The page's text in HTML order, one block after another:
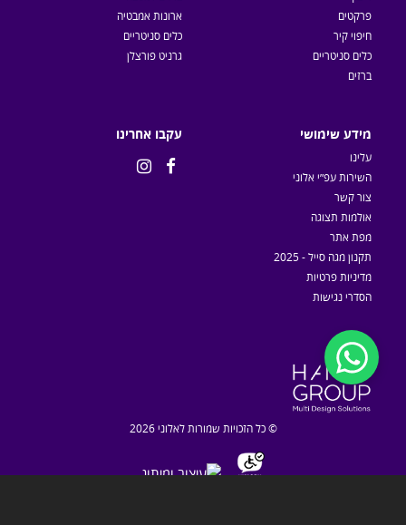
פרקטים
חיפוי קיר
כלים סניטריים
ברזים
ארונות אמבטיה
כלים סניטריים
גרניט פורצלן
מידע שימושי
עלינו
השירות עפ״י אלוני
צור קשר
אולמות תצוגה
מפת אתר
תקנון מגה סייל - 2025
מדיניות פרטיות
הסדרי נגישות
עקבו אחרינו


© כל הזכויות שמורות לאלוני 2026